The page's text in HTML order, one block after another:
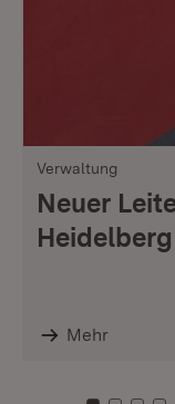
Verwaltung
Neuer
Heidelberg
Mehr